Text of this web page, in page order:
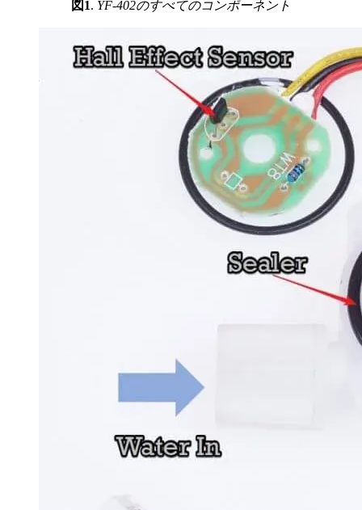
図1. YF-402のすべてのコンポーネント